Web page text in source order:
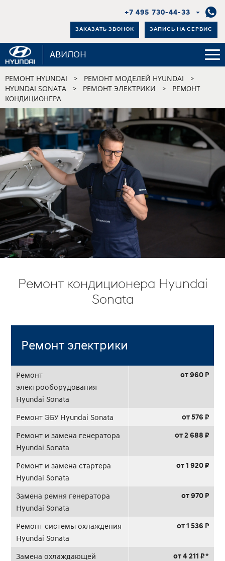
+7 495 730-44-33
ЗАКАЗАТЬ ЗВОНОК ЗАПИСЬ НА СЕРВИС
АВИЛОН
РЕМОНТ HYUNDAI > РЕМОНТ МОДЕЛЕЙ HYUNDAI >
HYUNDAI SONATA > РЕМОНТ ЭЛЕКТРИКИ >
РЕМОНТ
КОНДИЦИОНЕРА
Ремонт кондиционера Hyundai
Sonata
Ремонт электрики
Ремонт
электрооборудования
Hyundai Sonata
от 960 ₽
Ремонт ЭБУ Hyundai Sonata от 576 ₽
Ремонт и замена генератора
Hyundai Sonata
от 2 688 ₽
Ремонт и замена стартера
Hyundai Sonata
от 1 920 ₽
Замена ремня генератора
Hyundai Sonata
от 970 ₽
Ремонт системы охлаждения
Hyundai Sonata
от 1 536 ₽
Замена охлаждающей
от 4 211 ₽ *